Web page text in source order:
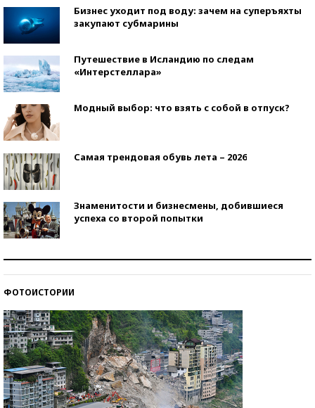
Бизнес уходит под воду: зачем на суперъяхты
закупают субмарины
Путешествие в Исландию по следам
«Интерстеллара»
Модный выбор: что взять с собой в отпуск?
Самая трендовая обувь лета – 2026
Знаменитости и бизнесмены, добившиеся
успеха со второй попытки
ФОТОИСТОРИИ